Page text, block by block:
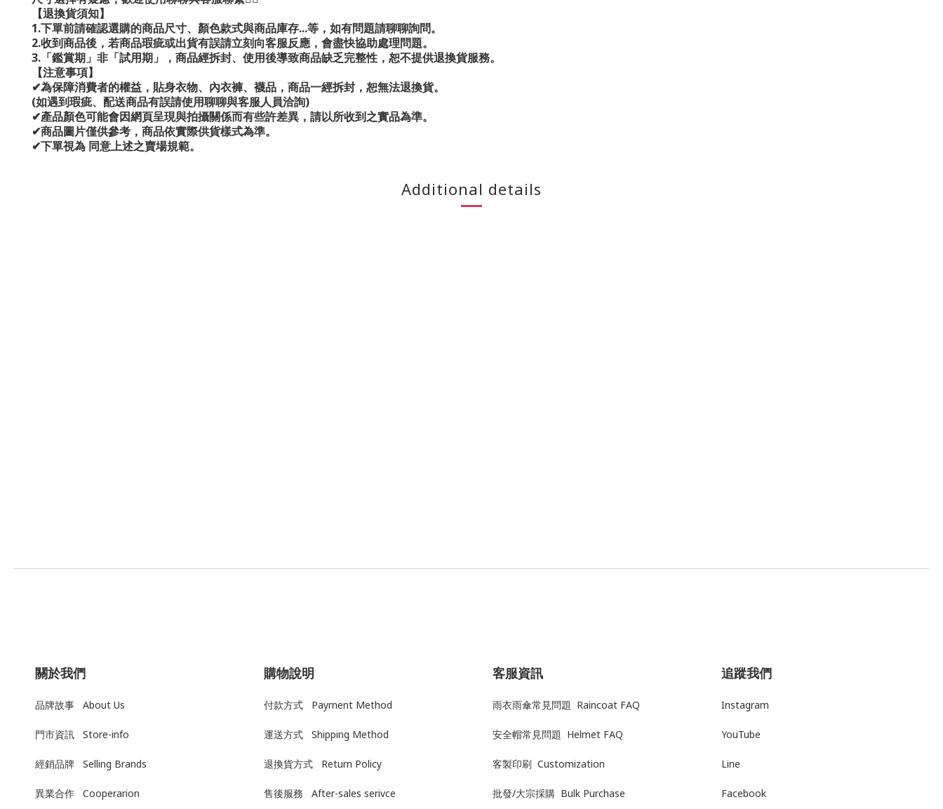
【退換貨須知】
1.下單前請確認選購的商品尺寸、顏色款式與商品庫存...等，如有問題請聊聊詢問。
2.收到商品後，若商品瑕疵或出貨有誤請立刻向客服反應，會盡快協助處理問題。
3.「鑑賞期」非「試用期」，商品經拆封、使用後導致商品缺乏完整性，恕不提供退換貨服務。
【注意事項】
✔為保障消費者的權益，貼身衣物、內衣褲、襪品，商品一經拆封，恕無法退換貨。
(如遇到瑕疵、配送商品有誤請使用聊聊與客服人員洽詢)
✔產品顏色可能會因網頁呈現與拍攝關係而有些許差異，請以所收到之實品為準。
✔商品圖片僅供參考，商品依實際供貨樣式為準。
✔下單視為 同意上述之賣場規範。
Additional details
關於我們
品牌故事 About Us
門市資訊 Store-info
經銷品牌 Selling Brands
異業合作 Cooperarion
購物說明
付款方式 Payment Method
運送方式 Shipping Method
退換貨方式 Return Policy
售後服務 After-sales serivce
客服資訊
雨衣雨傘常見問題 Raincoat FAQ
安全帽常見問題 Helmet FAQ
客製印刷 Customization
批發/大宗採購 Bulk Purchase
追蹤我們
Instagram
YouTube
Line
Facebook